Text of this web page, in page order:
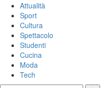
Attualità
Sport
Cultura
Spettacolo
Studenti
Cucina
Moda
Tech